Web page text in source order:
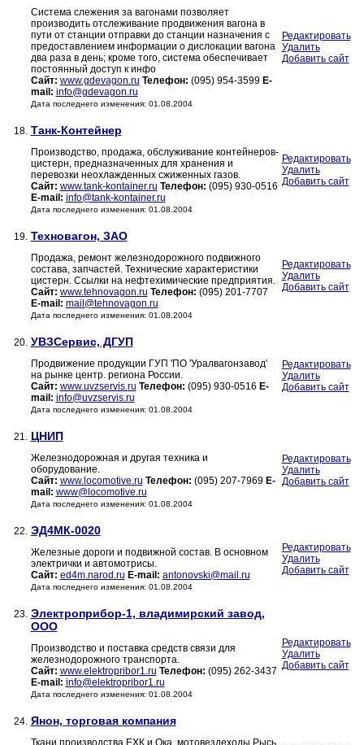
Система слежения за вагонами позволяет
производить отслеживание продвижения вагона в
пути от станции отправки до станции назначения с
предоставлением информации о дислокации вагона
два раза в день; кроме того, система обеспечивает
постоянный доступ к инфо
Сайт: www.gdevagon.ru Телефон: (095) 954-3599 E-
mail: info@gdevagon.ru
Дата последнего изменения: 01.08.2004
Редактировать
Удалить
Добавить сайт
18. Танк-Контейнер
Производство, продажа, обслуживание контейнеров-
цистерн, предназначенных для хранения и
перевозки неохлажденных сжиженных газов.
Сайт: www.tank-kontainer.ru Телефон: (095) 930-0516
E-mail: info@tank-kontainer.ru
Дата последнего изменения: 01.08.2004
Редактировать
Удалить
Добавить сайт
19. Техновагон, ЗАО
Продажа, ремонт железнодорожного подвижного
состава, запчастей. Технические характеристики
цистерн. Ссылки на нефтехимические предприятия.
Сайт: www.tehnovagon.ru Телефон: (095) 201-7707
E-mail: mail@tehnovagon.ru
Дата последнего изменения: 01.08.2004
Редактировать
Удалить
Добавить сайт
20. УВЗСервис, ДГУП
Продвижение продукции ГУП 'ПО 'Уралвагонзавод'
на рынке центр. региона России.
Сайт: www.uvzservis.ru Телефон: (095) 930-0516 E-
mail: info@uvzservis.ru
Дата последнего изменения: 01.08.2004
Редактировать
Удалить
Добавить сайт
21. ЦНИП
Железнодорожная и другая техника и
оборудование.
Сайт: www.locomotive.ru Телефон: (095) 207-7969 E-
mail: www@locomotive.ru
Дата последнего изменения: 01.08.2004
Редактировать
Удалить
Добавить сайт
22. ЭД4МК-0020
Железные дороги и подвижной состав. В основном
электрички и автомотрисы.
Сайт: ed4m.narod.ru E-mail: antonovski@mail.ru
Дата последнего изменения: 01.08.2004
Редактировать
Удалить
Добавить сайт
23. Электроприбор-1, владимирский завод,
ООО
Производство и поставка средств связи для
железнодорожного транспорта.
Сайт: www.elektropribor1.ru Телефон: (095) 262-3437
E-mail: info@elektropribor1.ru
Дата последнего изменения: 01.08.2004
Редактировать
Удалить
Добавить сайт
24. Янон, торговая компания